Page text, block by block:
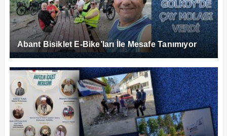
Abant Bisiklet E-Bike’ları İle Mesafe Tanımıyor